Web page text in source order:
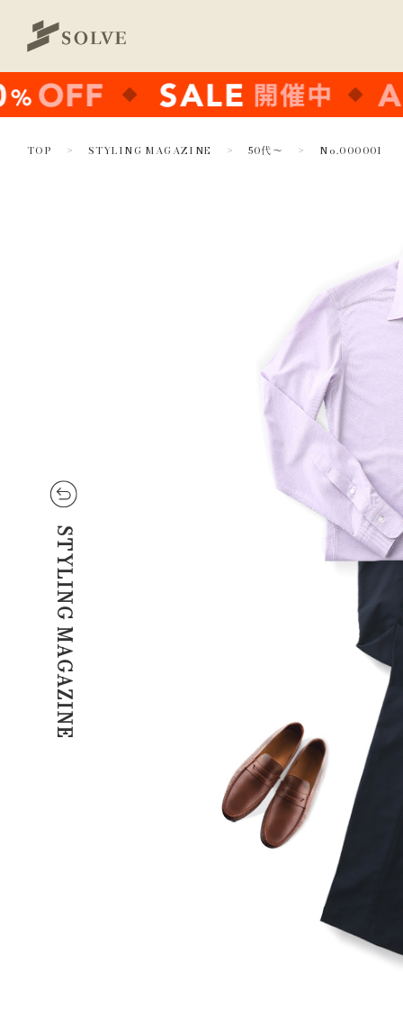
TOP STYLING MAGAZINE 50代～ No.000001
STYLING MAGAZINE